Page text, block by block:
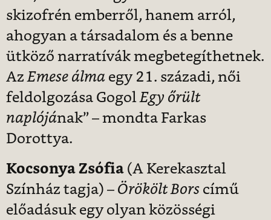
skizofrén emberről, hanem arról,
ahogyan a társadalom és a benne
ütköző narratívák megbetegíthetnek.
Az Emese álma egy 21. századi, női
feldolgozása Gogol Egy őrült
naplójának” – mondta Farkas
Dorottya.
Kocsonya Zsófia (A Kerekasztal
Színház tagja) – Örökölt Bors című
előadásuk egy olyan közösségi